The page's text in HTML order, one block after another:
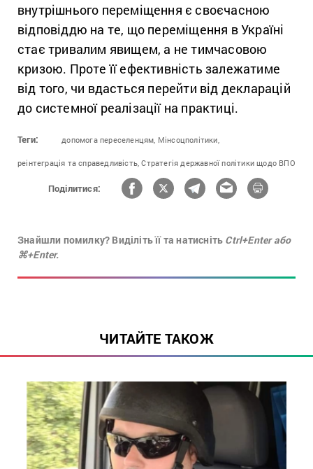
внутрішнього переміщення є своєчасною
відповіддю на те, що переміщення в Україні
стає тривалим явищем, а не тимчасовою
кризою. Проте її ефективність залежатиме
від того, чи вдасться перейти від декларацій
до системної реалізації на практиці.
Теги: допомога переселенцям, Мінсоцполітики,
реінтеграція та справедливість, Стратегія державної політики щодо ВПО
Поділитися:
Знайшли помилку? Виділіть її та натисніть Ctrl+Enter або
⌘+Enter.
ЧИТАЙТЕ ТАКОЖ